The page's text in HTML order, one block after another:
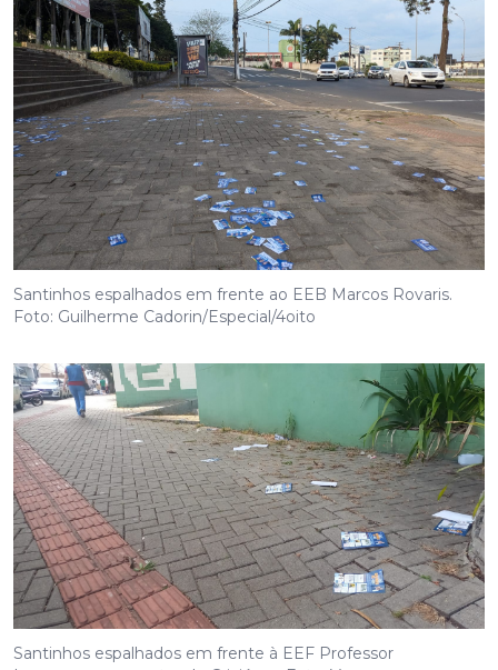
Santinhos espalhados em frente ao EEB Marcos Rovaris.
Foto: Guilherme Cadorin/Especial/4oito
Santinhos espalhados em frente à EEF Professor